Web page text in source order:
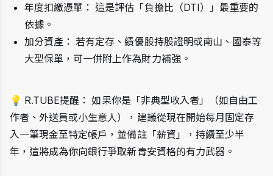
年度扣繳憑單： 這是評估「負擔比（DTI）」最重要的
依據。
加分資產： 若有定存、績優股持股證明或南山、國泰等
大型保單，可一併附上作為財力補強。
💡 R.TUBE提醒： 如果你是「非典型收入者」（如自由工
作者、外送員或小生意人），建議從現在開始每月固定存
入一筆現金至特定帳戶，並備註「薪資」，持續至少半
年，這將成為你向銀行爭取新青安資格的有力武器。